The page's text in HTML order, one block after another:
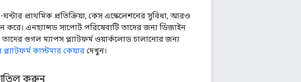
প্রাথমিক প্রতিক্রিয়া, কেস এস্কেলেশনের সুবিধা, আরও
এনহ্যান্সড সাপোর্ট পরিষেবাটি তাদের জন্য ডিজাইন
তাদের গুগল ম্যাপস প্ল্যাটফর্ম ওয়ার্কলোড চালানোর জন্য
কাস্টমার কেয়ার দেখুন।
করুন